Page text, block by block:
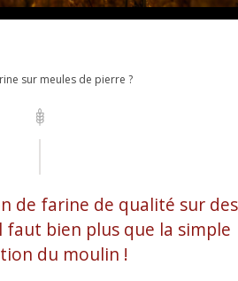
sur meules de pierre ?
de farine de qualité sur des
faut bien plus que la simple
du moulin !